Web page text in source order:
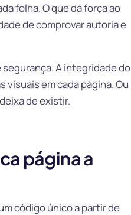
folha. O que dá força ao
de comprovar autoria e
A integridade do
em cada página. Ou
de existir.
página a
código único a partir de